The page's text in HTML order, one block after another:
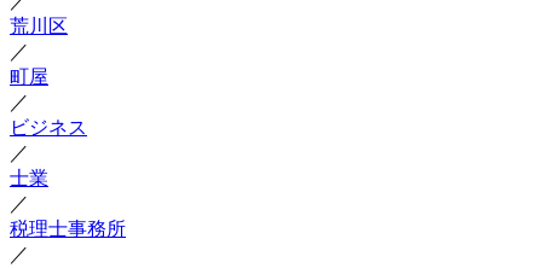
荒川区
／
町屋
／
ビジネス
／
士業
／
税理士事務所
／